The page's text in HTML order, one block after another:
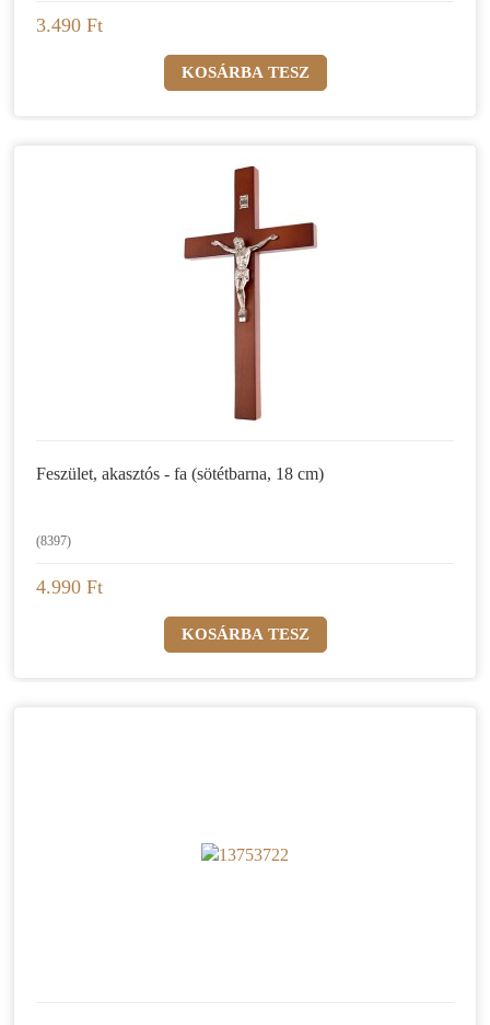
3.490 Ft
Feszület, akasztós - fa (sötétbarna, 18 cm)
(8397)
4.990 Ft